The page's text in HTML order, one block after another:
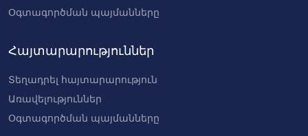
Օգտագործման պայմանները
Հայտարարություններ
Տեղադրել հայտարարություն
Առավելություններ
Օգտագործման պայմանները